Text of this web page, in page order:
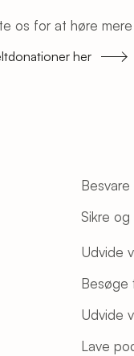
os for at høre
her
Sikre
Udvide
Besøge
Udvide
Lave